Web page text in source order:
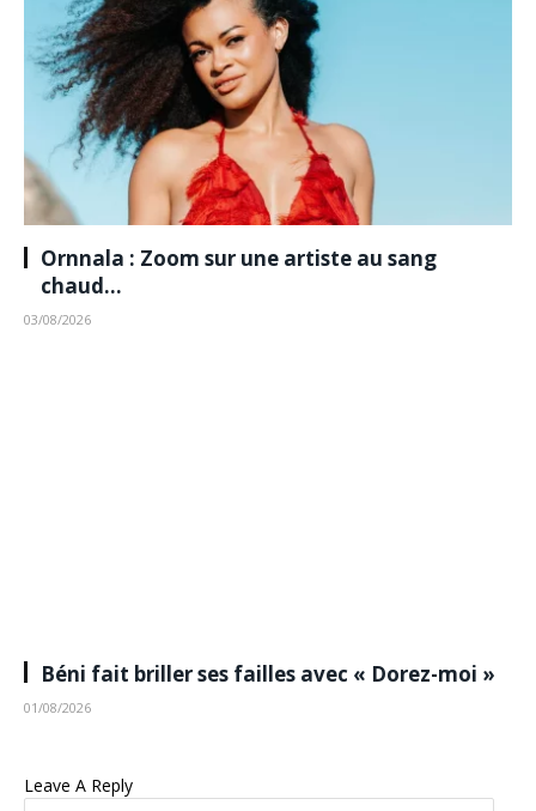
Ornnala : Zoom sur une artiste au sang
chaud…
03/08/2026
Béni fait briller ses failles avec « Dorez-moi »
01/08/2026
Leave A Reply